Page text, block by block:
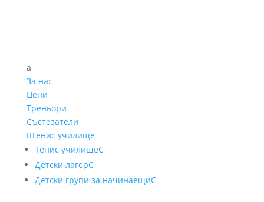
a
За нас
Цени
Треньори
Състезатели
Тенис училище
Тенис училищеC
Детски лагерC
Детски групи за начинаещиC